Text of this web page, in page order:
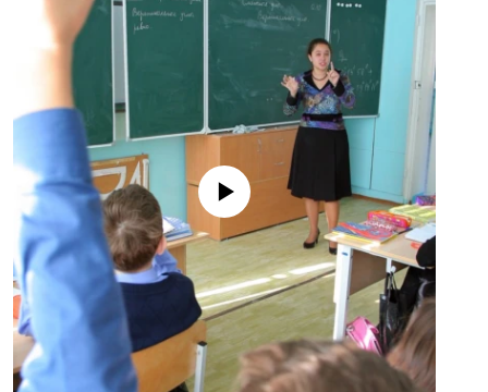
No media source currently available